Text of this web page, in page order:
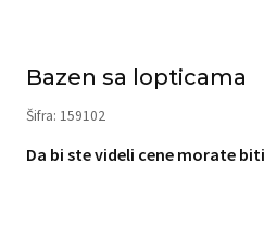
Bazen sa lopticama
Šifra: 159102
Da bi ste videli cene morate